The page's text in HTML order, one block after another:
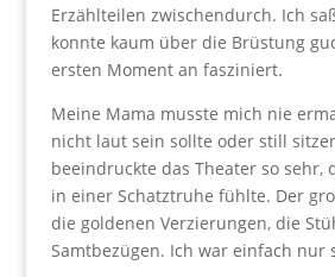
Erzählteilen zwischendurch. Ich
konnte kaum über die Brüstung
ersten Moment an fasziniert.
Meine Mama musste mich nie
nicht laut sein sollte oder still
beeindruckte das Theater so sehr,
in einer Schatztruhe fühlte. Der
die goldenen Verzierungen, die
Samtbezügen. Ich war einfach nur